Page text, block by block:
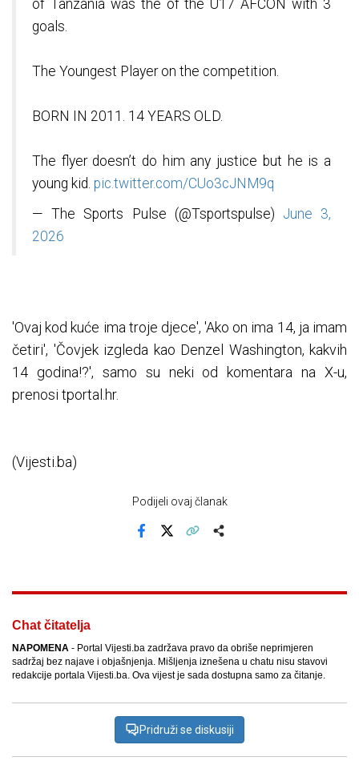
of Tanzania was the of the U17 AFCON with 3
goals.
The Youngest Player on the competition.
BORN IN 2011. 14 YEARS OLD.
The flyer doesn’t do him any justice but he is a
young kid. pic.twitter.com/CUo3cJNM9q
— The Sports Pulse (@Tsportspulse) June 3,
2026
'Ovaj kod kuće ima troje djece', 'Ako on ima 14, ja imam
četiri', 'Čovjek izgleda kao Denzel Washington, kakvih
14 godina!?', samo su neki od komentara na X-u,
prenosi tportal.hr.
(Vijesti.ba)
Podijeli ovaj članak
Chat čitatelja
NAPOMENA - Portal Vijesti.ba zadržava pravo da obriše neprimjeren
sadržaj bez najave i objašnjenja. Mišljenja iznešena u chatu nisu stavovi
redakcije portala Vijesti.ba. Ova vijest je sada dostupna samo za čitanje.
Pridruži se diskusiji